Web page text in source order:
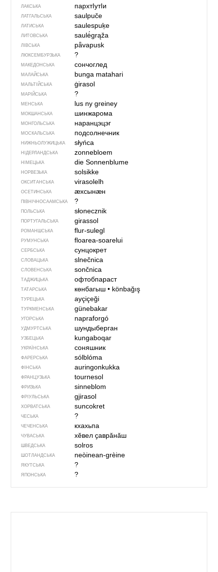
ЛАКСЬКА пархтIутIи
ЛАТГАЛЬСЬКА saulpuče
ЛАТИСЬКА saulespuķe
ЛИТОВСЬКА saulė́grąža
ЛІВСЬКА pǟvapusk
ЛЮКСЕМБУРЗЬКА ?
МАКЕДОНСЬКА сончоглед
МАЛАЙСЬКА bunga matahari
МАЛЬТІЙСЬКА ġirasol
МАРІЙСЬКА ?
МЕНСЬКА lus ny greiney
МОКШАНСЬКА шинжарома
МОНГОЛЬСЬКА наранцэцэг
МОСКАЛЬСЬКА подсолнечник
НИЖНЬОЛУЖИЦЬКА słyńca
НІДЕРЛАНДСЬКА zonnebloem
НІМЕЦЬКА die Sonnenblume
НОРВЕЗЬКА solsikke
ОКСИТАНСЬКА virasolelh
ОСЕТИНСЬКА ӕхсынӕн
ПІВНІЧНОСААМСЬКА ?
ПОЛЬСЬКА słonecznik
ПОРТУГАЛЬСЬКА girassol
РОМАНШСЬКА flur-sulegl
РУМУНСЬКА floarea-soarelui
СЕРБСЬКА сунцокрет
СЛОВАЦЬКА slnečnica
СЛОВЕНСЬКА sončnica
ТАДЖИЦЬКА офтобпараст
ТАТАРСЬКА көнбагыш• könbağış
ТУРЕЦЬКА ayçiçeği
ТУРКМЕНСЬКА günebakar
УГОРСЬКА napraforgó
УДМУРТСЬКА шундыберган
УЗБЕЦЬКА kungaboqar
УКРАЇНСЬКА соняшник
ФАРЕРСЬКА sólblóma
ФІНСЬКА auringonkukka
ФРАНЦУЗЬКА tournesol
ФРИЗЬКА sinneblom
ФРІУЛЬСЬКА gjirasol
ХОРВАТСЬКА suncokret
ЧЕСЬКА ?
ЧЕЧЕНСЬКА кхахьпа
ЧУВАСЬКА хӗвел ҫаврӑнӑш
ШВЕДСЬКА solros
ШОТЛАНДСЬКА neòinean-grèine
ЯКУТСЬКА ?
ЯПОНСЬКА ?